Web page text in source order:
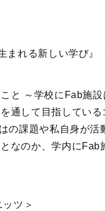
まれる新しい学び』
こと ～学校にFab施
通して目指してい
の課題や私自身が
なのか、学内に
ツ＞